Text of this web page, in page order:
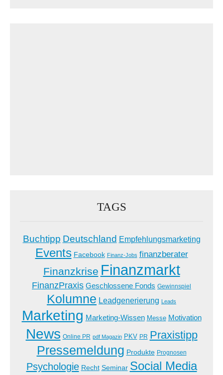
TAGS
Buchtipp Deutschland Empfehlungsmarketing
Events Facebook Finanz-Jobs finanzberater
Finanzkrise Finanzmarkt
FinanzPraxis Geschlossene Fonds Gewinnspiel
Kolumne Leadgenerierung Leads
Marketing Marketing-Wissen Messe Motivation
News Online PR pdf Magazin PKV PR Praxistipp
Pressemeldung Produkte Prognosen
Psychologie Recht Seminar Social Media